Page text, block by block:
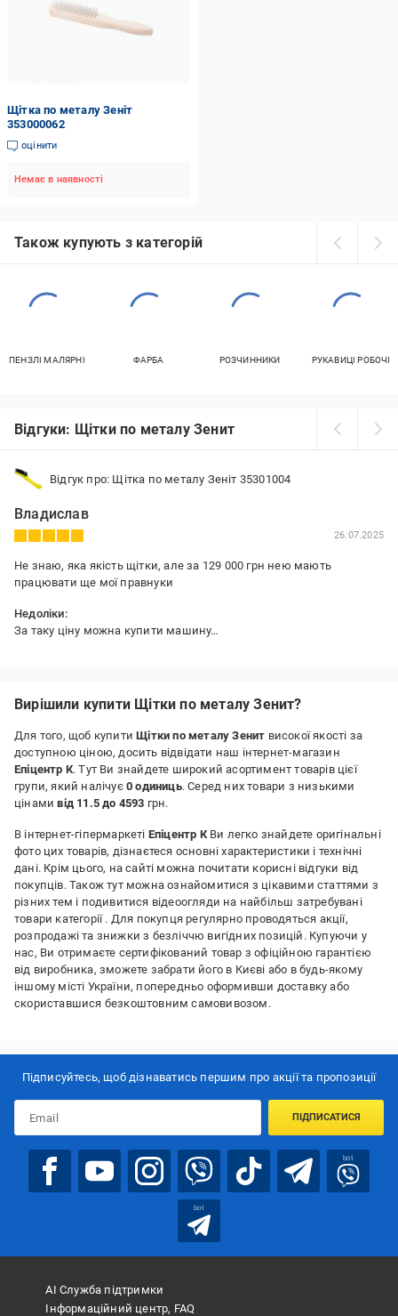
Щітка по металу Зеніт
353000062
оцінити
Немає в наявності
Також купують з категорій
ПЕНЗЛІ МАЛЯРНІ ФАРБА РОЗЧИННИКИ РУКАВИЦІ РОБОЧІ
Відгуки: Щітки по металу Зенит
Відгук про: Щітка по металу Зеніт 35301004
Владислав
26.07.2025
Не знаю, яка якість щітки, але за 129 000 грн нею мають
працювати ще мої правнуки
Недоліки:
За таку ціну можна купити машину…
Вирішили купити Щітки по металу Зенит?
Для того, щоб купитиЩітки по металу Зенит високої якості за
доступною ціною, досить відвідати наш інтернет-магазин
Епіцентр К. Тут Ви знайдете широкий асортимент товарів цієї
групи, який налічує 0 одиниць. Серед них товари з низькими
цінамивід 11.5 до 4593 грн.
В інтернет-гіпермаркеті Епіцентр КВи легко знайдете оригінальні
фото цих товарів, дізнаєтеся основні характеристики і технічні
дані. Крім цього, на сайті можна почитати корисні відгуки від
покупців. Також тут можна ознайомитися з цікавими статтями з
різних тем і подивитися відеоогляди на найбільш затребувані
товари категорії . Для покупця регулярно проводяться акції,
розпродажі та знижки з безліччю вигідних позицій. Купуючи у
нас, Ви отримаєте сертифікований товар з офіційною гарантією
від виробника, зможете забрати його в Києві або в будь-якому
іншому місті України, попередньо оформивши доставку або
скориставшися безкоштовним самовивозом.
Підписуйтесь, щоб дізнаватись першим про акції та пропозиції
ПІДПИСАТИСЯ
bot
bot
АІ Служба підтримки
Інформаційний центр, FAQ